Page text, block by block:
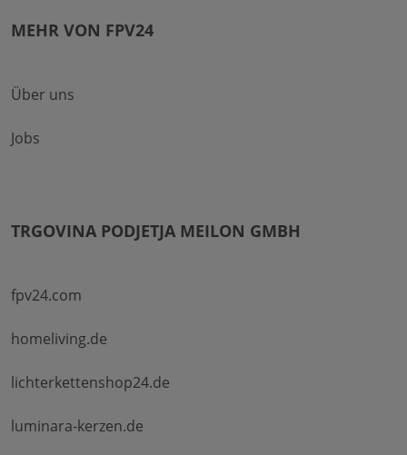
MEHR VON FPV24
Über uns
Jobs
TRGOVINA PODJETJA MEILON GMBH
fpv24.com
homeliving.de
lichterkettenshop24.de
luminara-kerzen.de